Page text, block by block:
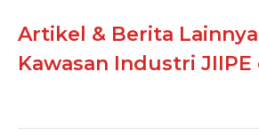
Artikel & Berita
Kawasan Industri JIIPE